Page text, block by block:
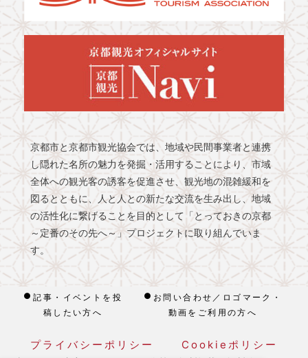
京都市と京都市観光協会では、地域や民間事業者と連携
し隠れた名所の魅力を発掘・活用することにより、市域
全体への観光客の誘客を促進させ、観光地の混雑緩和を
図るとともに、人と人との新たな交流を生み出し、地域
の活性化に繋げることを目的として「とっておきの京都
～定番のその先へ～」プロジェクトに取り組んでいま
す。
記事・イベントを投
稿したい方へ
お問い合わせ／ロゴマーク・
動画をご利用の方へ
プライバシーポリシー Cookieポリシー